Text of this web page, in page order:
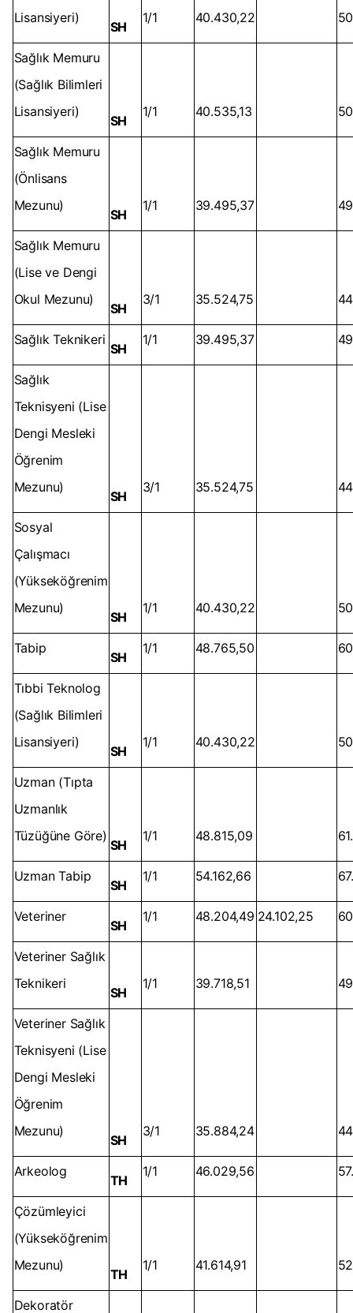
Lisansiyeri)
SH
1/1 40.430,22
Sağlık Memuru
(Sağlık Bilimleri
Lisansiyeri)
SH
1/1 40.535,13
Sağlık Memuru
(Önlisans
Mezunu)
SH
1/1 39.495,37
Sağlık Memuru
(Lise ve Dengi
Okul Mezunu)
SH
3/1 35.524,75
Sağlık Teknikeri
SH
1/1 39.495,37
Sağlık
Teknisyeni (Lise
Dengi Mesleki
Öğrenim
Mezunu)
SH
3/1 35.524,75
Sosyal
Çalışmacı
(Yükseköğrenim
Mezunu)
SH
1/1 40.430,22
Tabip
SH
1/1 48.765,50
Tıbbi Teknolog
(Sağlık Bilimleri
Lisansiyeri)
SH
1/1 40.430,22
Uzman (Tıpta
Uzmanlık
Tüzüğüne Göre)
SH
1/1 48.815,09
Uzman Tabip
SH
1/1 54.162,66
Veteriner
SH
1/1 48.204,49 24.102,25
Veteriner Sağlık
Teknikeri
SH
1/1 39.718,51
Veteriner Sağlık
Teknisyeni (Lise
Dengi Mesleki
Öğrenim
Mezunu)
SH
3/1 35.884,24
Arkeolog
TH
1/1 46.029,56
Çözümleyici
(Yükseköğrenim
Mezunu)
TH
1/1 41.614,91
Dekoratör